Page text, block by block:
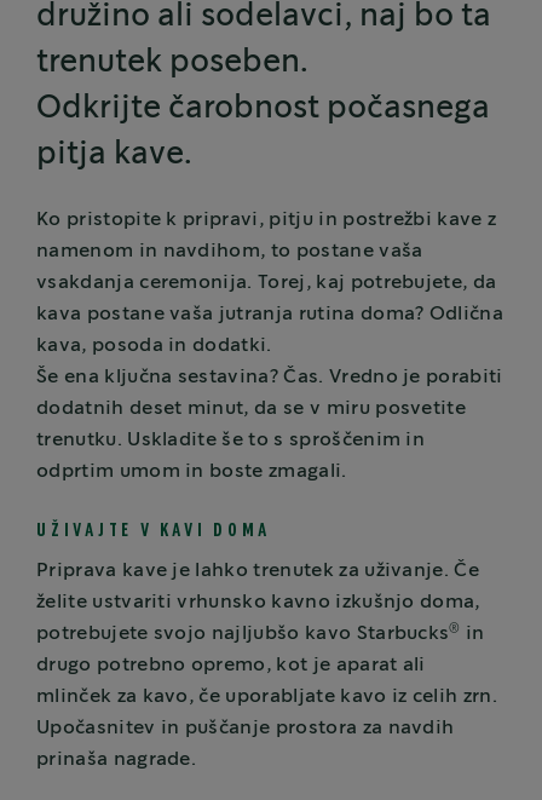
družino ali sodelavci, naj bo ta
trenutek poseben.
Odkrijte čarobnost počasnega
pitja kave.
Ko pristopite k pripravi, pitju in postrežbi kave z
namenom in navdihom, to postane vaša
vsakdanja ceremonija. Torej, kaj potrebujete, da
kava postane vaša jutranja rutina doma? Odlična
kava, posoda in dodatki.
Še ena ključna sestavina? Čas. Vredno je porabiti
dodatnih deset minut, da se v miru posvetite
trenutku. Uskladite še to s sproščenim in
odprtim umom in boste zmagali.
UŽIVAJTE V KAVI DOMA
Priprava kave je lahko trenutek za uživanje. Če
želite ustvariti vrhunsko kavno izkušnjo doma,
potrebujete svojo najljubšo kavo Starbucks®
in
drugo potrebno opremo, kot je aparat ali
mlinček za kavo, če uporabljate kavo iz celih zrn.
Upočasnitev in puščanje prostora za navdih
prinaša nagrade.